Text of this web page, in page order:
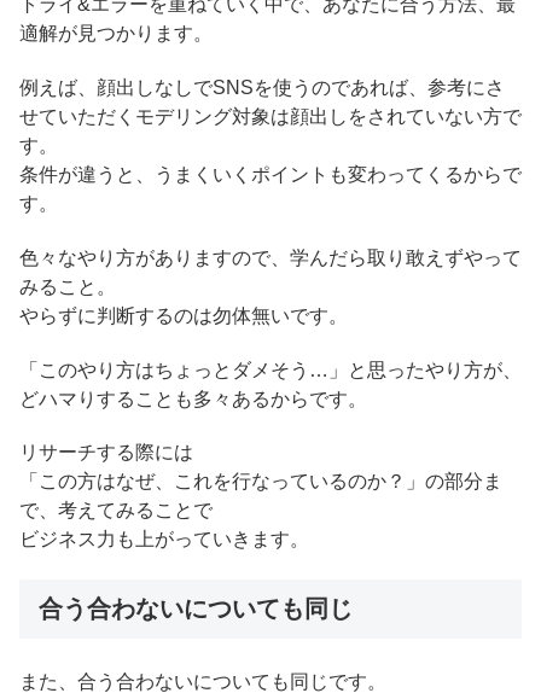
トライ&エラーを重ねていく中で、あなたに合う方法、最
適解が見つかります。
例えば、顔出しなしでSNSを使うのであれば、参考にさ
せていただくモデリング対象は顔出しをされていない方で
す。
条件が違うと、うまくいくポイントも変わってくるからで
す。
色々なやり方がありますので、学んだら取り敢えずやって
みること。
やらずに判断するのは勿体無いです。
「このやり方はちょっとダメそう…」と思ったやり方が、
どハマりすることも多々あるからです。
リサーチする際には
「この方はなぜ、これを行なっているのか？」の部分ま
で、考えてみることで
ビジネス力も上がっていきます。
合う合わないについても同じ
また、合う合わないについても同じです。